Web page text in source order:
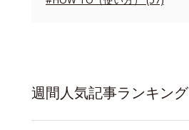
週間人気記事ランキング